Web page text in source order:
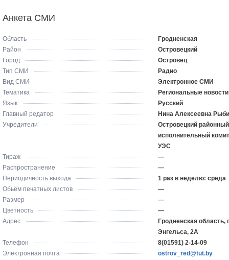
Анкета СМИ
Область
Гродненская
Район
Островецкий
Город
Островец
Тип СМИ
Радио
Вид СМИ
Электронное СМИ
Тематика
Региональные новости
Язык
Русский
Главный редатор
Нина Алексеевна
Учредители
Островецкий районный
исполнительный
УЭС
Тираж
—
Распространение
—
Периодичность выхода
1 раз в неделю: среда
Обьём печатных листов
—
Размер
—
Цветность
—
Адрес
Гродненская область,
Энгельса, 2А
Телефон
8(01591) 2-14-09
Электронная почта
ostrov_red@tut.by